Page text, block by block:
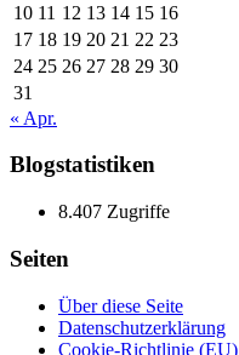
10 11 12 13 14 15 16
17 18 19 20 21 22 23
24 25 26 27 28 29 30
31
« Apr.
Blogstatistiken
8.407 Zugriffe
Seiten
Über diese Seite
Datenschutzerklärung
Cookie-Richtlinie (EU)